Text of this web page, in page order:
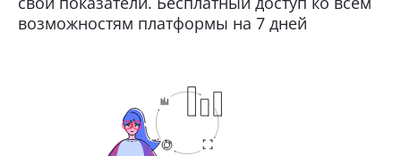
возможностям платформы на 7 дней